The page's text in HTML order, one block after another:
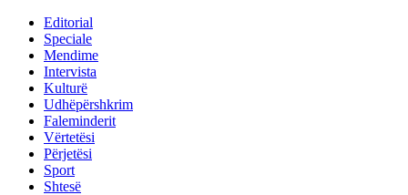
Editorial
Speciale
Mendime
Intervista
Kulturë
Udhëpërshkrim
Faleminderit
Vërtetësi
Përjetësi
Sport
Shtesë